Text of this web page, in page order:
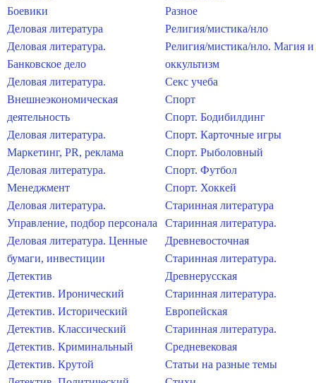
Боевики
Деловая литература
Деловая литература.
Банковское дело
Деловая литература.
Внешнеэкономическая
деятельность
Деловая литература.
Маркетинг, PR, реклама
Деловая литература.
Менеджмент
Деловая литература.
Управление, подбор персонала
Деловая литература. Ценные
бумаги, инвестиции
Детектив
Детектив. Иронический
Детектив. Исторический
Детектив. Классический
Детектив. Криминальный
Детектив. Крутой
Разное
Религия/мистика/нло
Религия/мистика/нло. Магия и
оккультизм
Секс учеба
Спорт
Спорт. Бодибилдинг
Спорт. Карточные игры
Спорт. Рыболовный
Спорт. Футбол
Спорт. Хоккей
Старинная литература
Старинная литература.
Древневосточная
Старинная литература.
Древнерусская
Старинная литература.
Европейская
Старинная литература.
Средневековая
Статьи на разные темы